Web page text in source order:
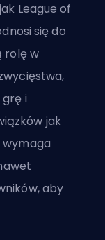
League of
się do
rolę w
i
jak
aby